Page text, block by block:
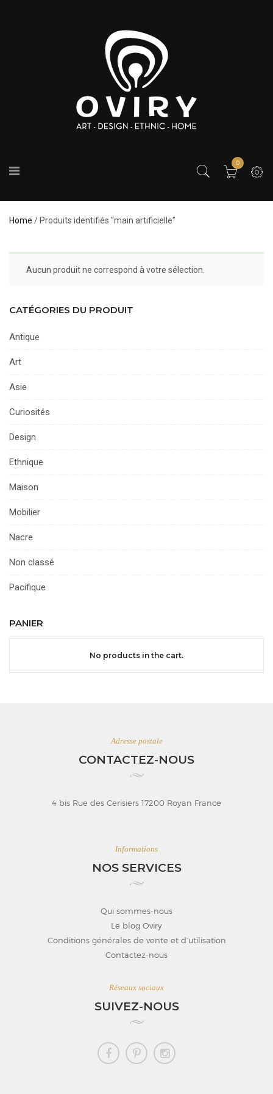
0
Home / Produits identifiés “main artificielle”
Aucun produit ne correspond à votre sélection.
CATÉGORIES DU PRODUIT
Antique
Art
Asie
Curiosités
Design
Ethnique
Maison
Mobilier
Nacre
Non classé
Pacifique
PANIER
No products in the cart.
Adresse postale
CONTACTEZ-NOUS
4 bis Rue des Cerisiers 17200 Royan France
Informations
NOS SERVICES
Qui sommes-nous
Le blog Oviry
Conditions générales de vente et d’utilisation
Contactez-nous
Réseaux sociaux
SUIVEZ-NOUS